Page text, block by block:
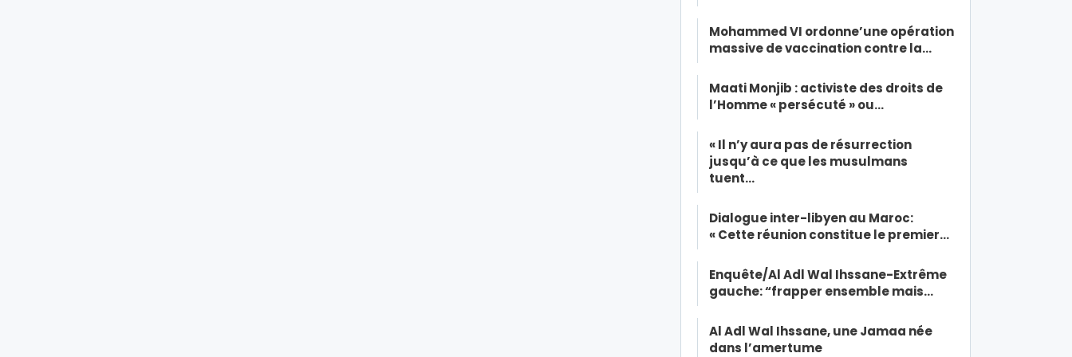
Mohammed VI ordonne’une opération
massive de vaccination contre la…
Maati Monjib : activiste des droits de
l’Homme « persécuté » ou…
« Il n’y aura pas de résurrection
jusqu’à ce que les musulmans
tuent…
Dialogue inter-libyen au Maroc:
« Cette réunion constitue le premier…
Enquête/Al Adl Wal Ihssane-Extrême
gauche: “frapper ensemble mais…
Al Adl Wal Ihssane, une Jamaa née
dans l’amertume